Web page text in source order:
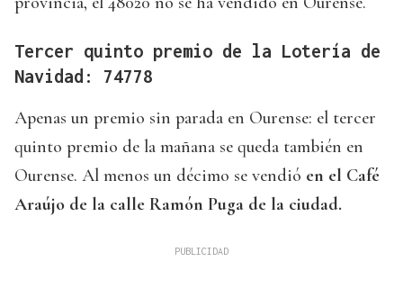
Tercer quinto premio de la Lotería de
Navidad: 74778
Apenas un premio sin parada en Ourense: el tercer
quinto premio de la mañana se queda también en
Ourense. Al menos un décimo se vendió en el Café
Araújo de la calle Ramón Puga de la ciudad.